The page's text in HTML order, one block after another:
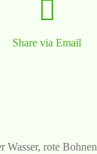
Share via Email
Wasser, rote Bohnen